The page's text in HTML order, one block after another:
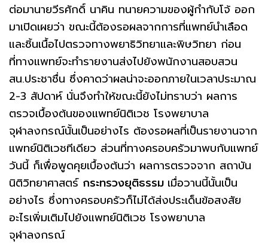
ต่อมานายวีรศักดิ์ นาคิน ทนายความของผู้กำกับโจ้ ออก
มาเปิดเผยว่า ขณะนี้ต้องรอผลจากการที่แพทย์นำเลือด
และชิ้นเนื้อไปตรวจทางพยาธิวิทยาและพิษวิทยา ก่อน
ที่ทางแพทย์จะทำรายงานส่งไปยังพนักงานสอบสวน
สน.ประชาชื่น ซึ่งคาดว่าผลน่าจะออกภายในเวลาประมาณ
2-3 สัปดาห์ นั่นจึงทำให้ขณะนี้ยังไม่ทราบว่า ผลการ
ตรวจเบื้องต้นของแพทย์นิติเวช โรงพยาบาล
จุฬาลงกรณ์นั้นเป็นอย่างไร ต้องรอผลที่เป็นรายงานจาก
แพทย์นิติเวชทีเดียว ส่วนที่ทางครอบครัวมาพบกับแพทย์
วันนี้ ก็เพื่อพูดคุยเบื้องต้นว่า ผลการตรวจจาก สถาบัน
นิติวิทยาศาสตร์ กระทรวงยุติธรรม เมื่อวานนี้นั้นเป็น
อย่างไร ซึ่งทางครอบครัวก็ไม่ได้ส่งประเด็นข้อสงสัย
อะไรเพิ่มเติมไปยังแพทย์นิติเวช โรงพยาบาล
จุฬาลงกรณ์